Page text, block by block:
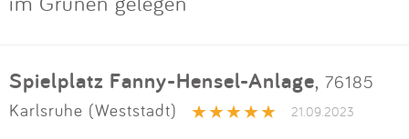
Spielplatz Fanny-Hensel-Anlage, 76185
Karlsruhe (Weststadt)
21.09.2023